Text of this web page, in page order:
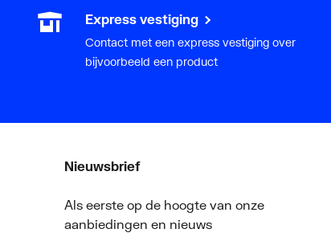
Express vestiging
Contact met een express vestiging over
bijvoorbeeld een product
Nieuwsbrief
Als eerste op de hoogte van onze
aanbiedingen en nieuws